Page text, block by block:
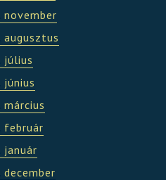
november
augusztus
július
június
március
február
január
december